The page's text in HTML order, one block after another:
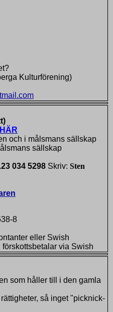
Kulturförening)
HÄR
och i målsmans sällskap
sällskap
034 5298 Skriv: Sten
8
eller Swish
via Swish
som håller till i den gamla
så inget "picknick-